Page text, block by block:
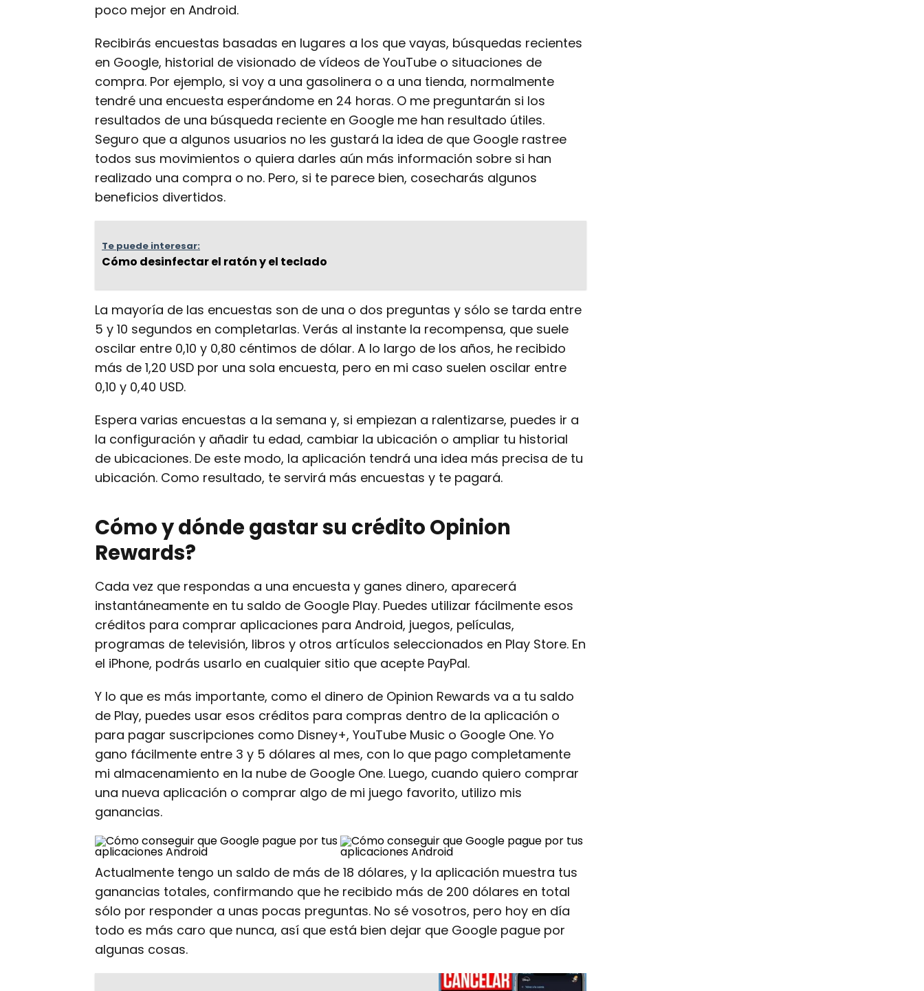
poco mejor en Android.
Recibirás encuestas basadas en lugares a los que vayas, búsquedas recientes
en Google, historial de visionado de vídeos de YouTube o situaciones de
compra. Por ejemplo, si voy a una gasolinera o a una tienda, normalmente
tendré una encuesta esperándome en 24 horas. O me preguntarán si los
resultados de una búsqueda reciente en Google me han resultado útiles.
Seguro que a algunos usuarios no les gustará la idea de que Google rastree
todos sus movimientos o quiera darles aún más información sobre si han
realizado una compra o no. Pero, si te parece bien, cosecharás algunos
beneficios divertidos.
Te puede interesar:
Cómo desinfectar el ratón y el teclado
La mayoría de las encuestas son de una o dos preguntas y sólo se tarda entre
5 y 10 segundos en completarlas. Verás al instante la recompensa, que suele
oscilar entre 0,10 y 0,80 céntimos de dólar. A lo largo de los años, he recibido
más de 1,20 USD por una sola encuesta, pero en mi caso suelen oscilar entre
0,10 y 0,40 USD.
Espera varias encuestas a la semana y, si empiezan a ralentizarse, puedes ir a
la configuración y añadir tu edad, cambiar la ubicación o ampliar tu historial
de ubicaciones. De este modo, la aplicación tendrá una idea más precisa de tu
ubicación. Como resultado, te servirá más encuestas y te pagará.
Cómo y dónde gastar su crédito Opinion
Rewards?
Cada vez que respondas a una encuesta y ganes dinero, aparecerá
instantáneamente en tu saldo de Google Play. Puedes utilizar fácilmente esos
créditos para comprar aplicaciones para Android, juegos, películas,
programas de televisión, libros y otros artículos seleccionados en Play Store. En
el iPhone, podrás usarlo en cualquier sitio que acepte PayPal.
Y lo que es más importante, como el dinero de Opinion Rewards va a tu saldo
de Play, puedes usar esos créditos para compras dentro de la aplicación o
para pagar suscripciones como Disney+, YouTube Music o Google One. Yo
gano fácilmente entre 3 y 5 dólares al mes, con lo que pago completamente
mi almacenamiento en la nube de Google One. Luego, cuando quiero comprar
una nueva aplicación o comprar algo de mi juego favorito, utilizo mis
ganancias.
Actualmente tengo un saldo de más de 18 dólares, y la aplicación muestra tus
ganancias totales, confirmando que he recibido más de 200 dólares en total
sólo por responder a unas pocas preguntas. No sé vosotros, pero hoy en día
todo es más caro que nunca, así que está bien dejar que Google pague por
algunas cosas.